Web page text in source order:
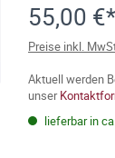
55,00 €*
Preise inkl.
Aktuell werden
unser
lieferbar in